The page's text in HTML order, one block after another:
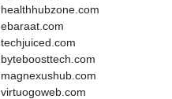
healthhubzone.com
ebaraat.com
techjuiced.com
byteboosttech.com
magnexushub.com
virtuogoweb.com